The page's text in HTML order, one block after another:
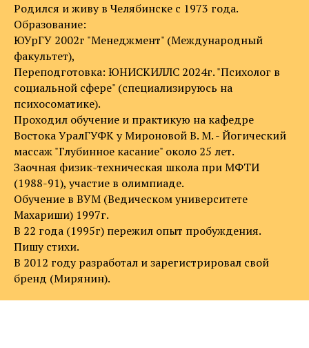
Родился и живу в Челябинске с 1973 года.
Образование:
ЮУрГУ 2002г "Менеджмент" (Международный
факультет),
Переподготовка: ЮНИСКИЛЛС 2024г. "Психолог в
социальной сфере" (специализируюсь на
психосоматике).
Проходил обучение и практикую на кафедре
Востока УралГУФК у Мироновой В. М. - Йогический
массаж "Глубинное касание" около 25 лет.
Заочная физик-техническая школа при МФТИ
(1988-91), участие в олимпиаде.
Обучение в ВУМ (Ведическом университете
Махариши) 1997г.
В 22 года (1995г) пережил опыт пробуждения.
Пишу стихи.
В 2012 году разработал и зарегистрировал свой
бренд (Мирянин).